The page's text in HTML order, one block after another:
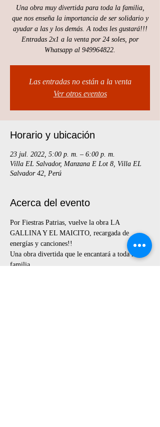
Una obra muy divertida para toda la familia,
que nos enseña la importancia de ser solidario y
ayudar a las y los demás. A todxs les gustará!!!
Entradas 2x1 a la venta por 24 soles, por
Whatsapp al 949964822.
Las entradas no están a la venta
Ver otros eventos
Horario y ubicación
23 jul. 2022, 5:00 p. m. – 6:00 p. m.
Villa EL Salvador, Manzana E Lot 8, Villa EL
Salvador 42, Perú
Acerca del evento
Por Fiestras Patrias, vuelve la obra LA
GALLINA Y EL MAICITO, recargada de
energías y canciones!!
Una obra divertida que le encantará a toda la
familia.